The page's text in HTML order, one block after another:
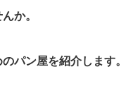
か。
パン屋を紹介します。